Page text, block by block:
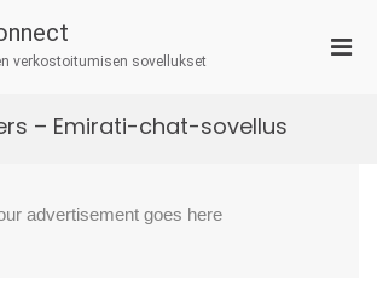
verkostoitumisen sovellukset
– Emirati-chat-sovellus